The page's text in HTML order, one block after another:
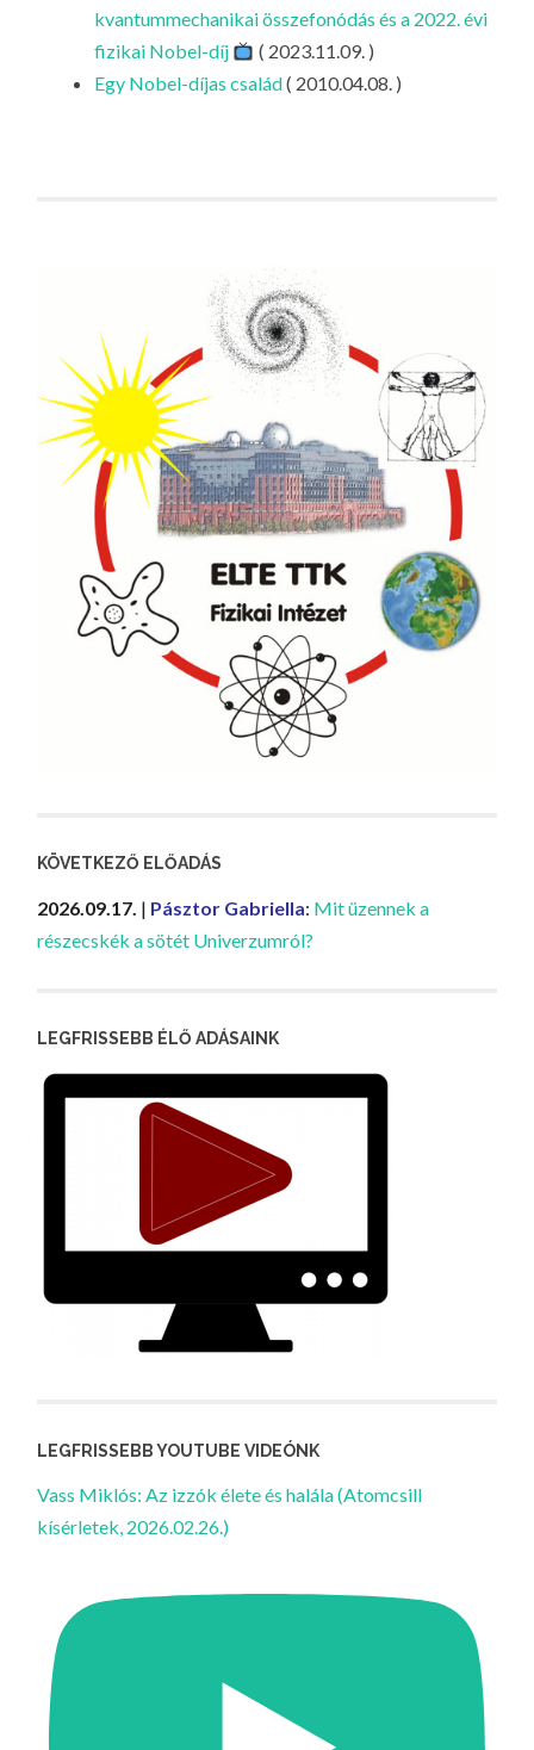
LA
G
O
kvantummechanikai összefonódás és a 2022. évi
fizikai Nobel-díj
( 2023.11.09. )
Egy Nobel-díjas család( 2010.04.08. )
KÖVETKEZŐ ELŐADÁS
2026.09.17. | Pásztor Gabriella: Mit üzennek a
részecskék a sötét Univerzumról?
LEGFRISSEBB ÉLŐ ADÁSAINK
LEGFRISSEBB YOUTUBE VIDEÓNK
Vass Miklós: Az izzók élete és halála (Atomcsill
kísérletek, 2026.02.26.)